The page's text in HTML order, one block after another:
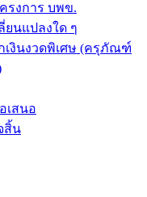
รงการ บพข.
ยนแปลงใด ๆ
เงินงวดพิเศษ (ครุภัณฑ์
เสนอ
สิ้น